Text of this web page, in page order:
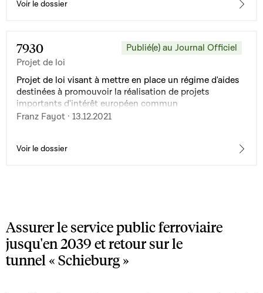
Voir le dossier
7930
Projet de loi
Publié(e) au Journal Officiel
Projet de loi visant à mettre en place un régime d'aides
destinées à promouvoir la réalisation de projets
importants d'intérêt européen commun
Franz Fayot · 13.12.2021
Voir le dossier
Assurer le service public ferroviaire
jusqu'en 2039 et retour sur le
tunnel « Schieburg »